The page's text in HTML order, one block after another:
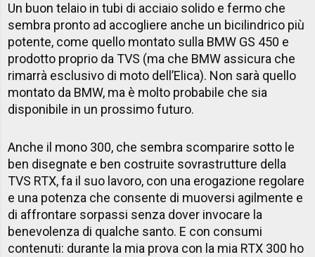
Un buon telaio in tubi di acciaio solido e fermo che
sembra pronto ad accogliere anche un bicilindrico più
potente, come quello montato sulla BMW GS 450 e
prodotto proprio da TVS (ma che BMW assicura che
rimarrà esclusivo di moto dell’Elica). Non sarà quello
montato da BMW, ma è molto probabile che sia
disponibile in un prossimo futuro.
Anche il mono 300, che sembra scomparire sotto le
ben disegnate e ben costruite sovrastrutture della
TVS RTX, fa il suo lavoro, con una erogazione regolare
e una potenza che consente di muoversi agilmente e
di affrontare sorpassi senza dover invocare la
benevolenza di qualche santo. E con consumi
contenuti: durante la mia prova con la mia RTX 300 ho